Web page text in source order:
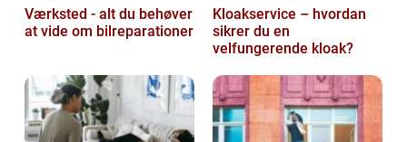
Værksted - alt du behøver
at vide om bilreparationer
Kloakservice – hvordan
sikrer du en
velfungerende kloak?